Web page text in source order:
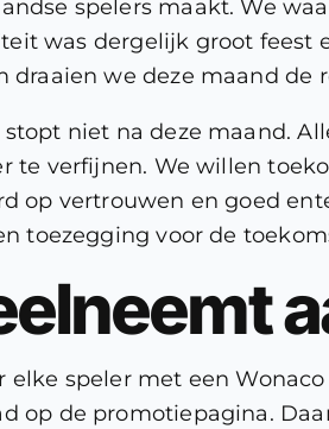
spelers maakt. We
was dergelijk groot feest
draaien we deze maand
niet na deze maand.
te verfijnen. We willen
op vertrouwen en goed
toezegging voor de
elke speler met een
op de promotiepagina.